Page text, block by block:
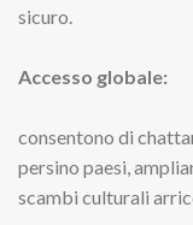
sicuro.
Accesso globale:
consentono di
persino paesi,
scambi culturali